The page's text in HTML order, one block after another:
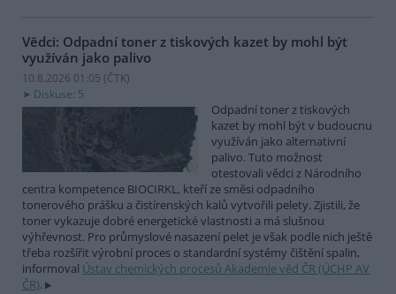
Vědci: Odpadní toner z tiskových kazet by mohl být
využíván jako palivo
10.8.2026 01:05 (ČTK)
Diskuse: 5
Odpadní toner z tiskových
kazet by mohl být v budoucnu
využíván jako alternativní
palivo. Tuto možnost
otestovali vědci z Národního
centra kompetence BIOCIRKL, kteří ze směsi odpadního
tonerového prášku a čistírenských kalů vytvořili pelety. Zjistili, že
toner vykazuje dobré energetické vlastnosti a má slušnou
výhřevnost. Pro průmyslové nasazení pelet je však podle nich ještě
třeba rozšířit výrobní proces o standardní systémy čištění spalin,
informoval Ústav chemických procesů Akademie věd ČR (ÚCHP AV
ČR).